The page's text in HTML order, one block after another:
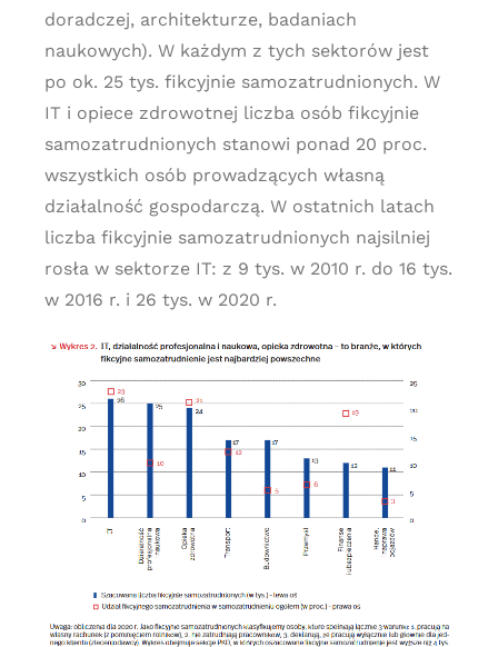
doradczej, architekturze, badaniach
naukowych). W każdym z tych sektorów jest
po ok. 25 tys. fikcyjnie samozatrudnionych. W
IT i opiece zdrowotnej liczba osób fikcyjnie
samozatrudnionych stanowi ponad 20 proc.
wszystkich osób prowadzących własną
działalność gospodarczą. W ostatnich latach
liczba fikcyjnie samozatrudnionych najsilniej
rosła w sektorze IT: z 9 tys. w 2010 r. do 16 tys.
w 2016 r. i 26 tys. w 2020 r.